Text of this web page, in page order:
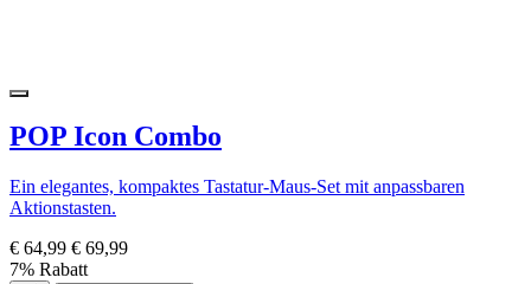
POP Icon Combo
Ein elegantes, kompaktes Tastatur-Maus-Set mit anpassbaren
Aktionstasten.
€ 64,99 € 69,99
7% Rabatt